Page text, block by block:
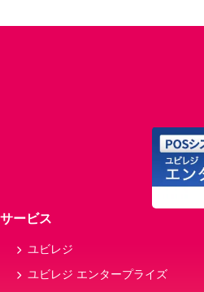
サービス
ユビレジ
ユビレジ エンタープライズ